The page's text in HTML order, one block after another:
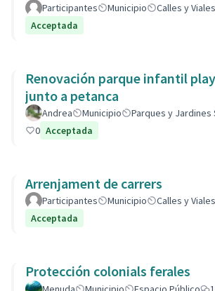
Participantes Municipio Calles y Viales
Acceptada
Renovación parque infantil
junto a petanca
Andrea Municipio Parques y
0 Acceptada
Arrenjament de carrers
Participantes Municipio Calles y Viales
Acceptada
Protección colonials ferales